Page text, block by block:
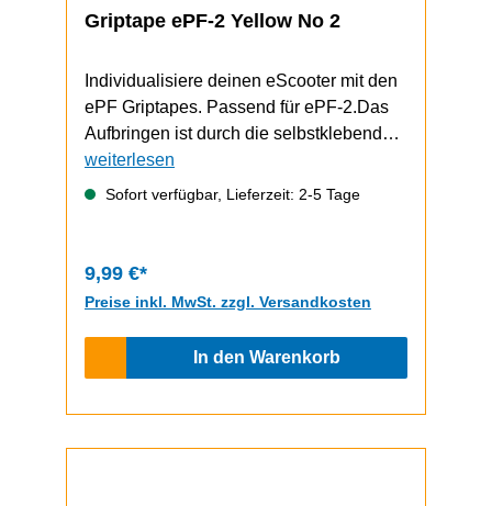
Griptape ePF-2 Yellow No 2
Individualisiere deinen eScooter mit den
ePF Griptapes. Passend für ePF-2.Das
Aufbringen ist durch die selbstklebende
Unterseite schnell und einfach
durchzuführen.Video zum Griptape-
weiterlesen
Sofort verfügbar, Lieferzeit: 2-5 Tage
9,99 €*
Preise inkl. MwSt. zzgl. Versandkosten
In den Warenkorb